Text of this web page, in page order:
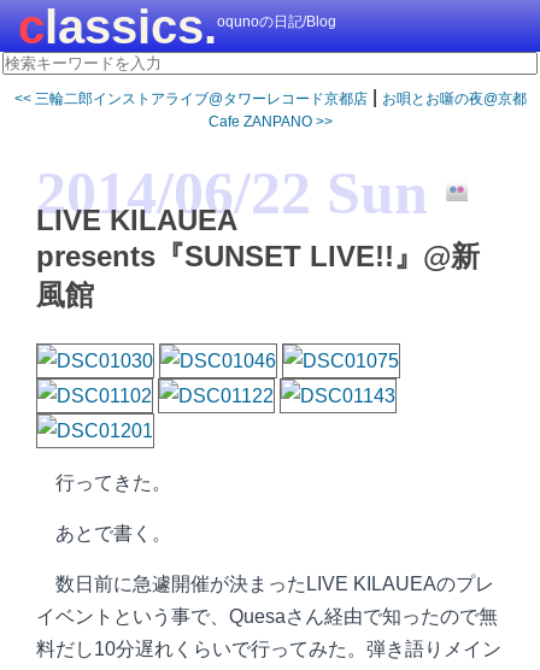
classics.oqunoの日記/Blog
<< 三輪二郎インストアライブ@タワーレコード京都店|
お唄とお噺の夜@京都
Cafe ZANPANO >>
2014/06/22 Sun
LIVE KILAUEA
presents『SUNSET LIVE!!』@新
風館
行ってきた。
あとで書く。
数日前に急遽開催が決まったLIVE KILAUEAのプレ
イベントという事で、Quesaさん経由で知ったので無
料だし10分遅れくらいで行ってみた。弾き語りメイン